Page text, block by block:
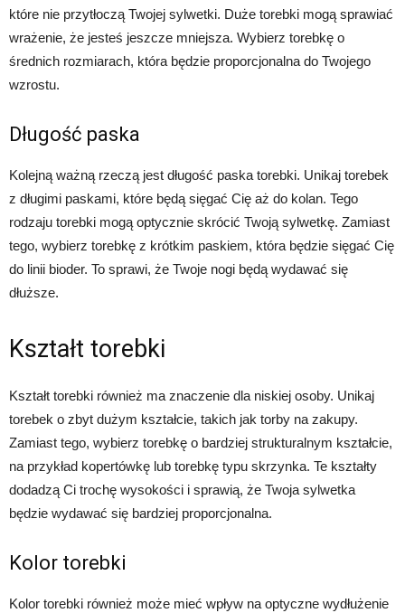
które nie przytłoczą Twojej sylwetki. Duże torebki mogą sprawiać
wrażenie, że jesteś jeszcze mniejsza. Wybierz torebkę o
średnich rozmiarach, która będzie proporcjonalna do Twojego
wzrostu.
Długość paska
Kolejną ważną rzeczą jest długość paska torebki. Unikaj torebek
z długimi paskami, które będą sięgać Cię aż do kolan. Tego
rodzaju torebki mogą optycznie skrócić Twoją sylwetkę. Zamiast
tego, wybierz torebkę z krótkim paskiem, która będzie sięgać Cię
do linii bioder. To sprawi, że Twoje nogi będą wydawać się
dłuższe.
Kształt torebki
Kształt torebki również ma znaczenie dla niskiej osoby. Unikaj
torebek o zbyt dużym kształcie, takich jak torby na zakupy.
Zamiast tego, wybierz torebkę o bardziej strukturalnym kształcie,
na przykład kopertówkę lub torebkę typu skrzynka. Te kształty
dodadzą Ci trochę wysokości i sprawią, że Twoja sylwetka
będzie wydawać się bardziej proporcjonalna.
Kolor torebki
Kolor torebki również może mieć wpływ na optyczne wydłużenie